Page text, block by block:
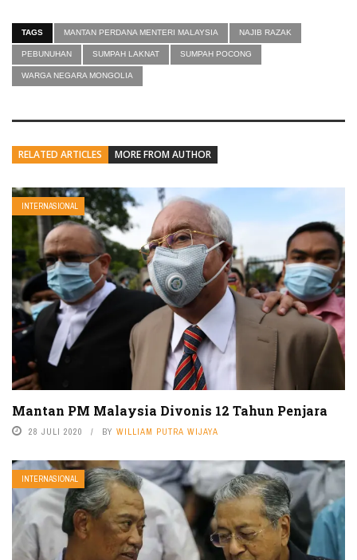
TAGS MANTAN PERDANA MENTERI MALAYSIA NAJIB RAZAK
PEBUNUHAN SUMPAH LAKNAT SUMPAH POCONG
WARGA NEGARA MONGOLIA
RELATED ARTICLES MORE FROM AUTHOR
INTERNASIONAL
Mantan PM Malaysia Divonis 12 Tahun Penjara
28 JULI 2020 BY WILLIAM PUTRA WIJAYA
INTERNASIONAL